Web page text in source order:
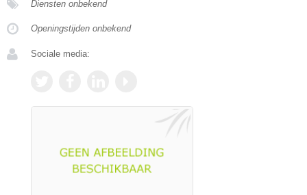
Diensten onbekend
Openingstijden onbekend
Sociale media: